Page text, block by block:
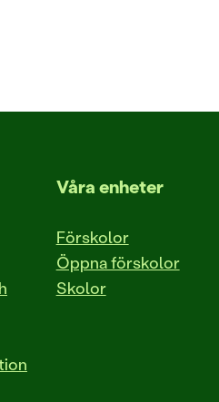
Våra enheter
Förskolor
Öppna förskolor
Skolor